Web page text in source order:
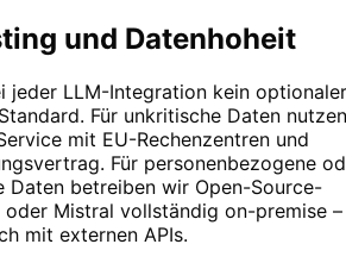
und Datenhoheit
jeder LLM-Integration kein optionaler
Für unkritische Daten nutzen
mit EU-Rechenzentren und
Für personenbezogene
Daten betreiben wir Open-Source-
oder Mistral vollständig on-premise –
mit externen APIs.